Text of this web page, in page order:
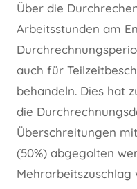
Über die
Arbeitsstunden am
auch für
behandeln. Dies hat
die
Überschreitungen mit
(50%) abgegolten
Mehrarbeitszuschlag